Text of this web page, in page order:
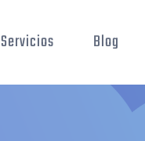
Servicios Blog